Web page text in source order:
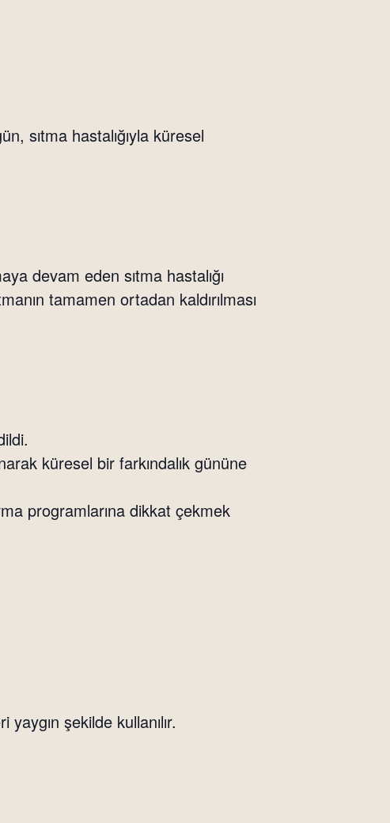
sıtma hastalığıyla küresel
devam eden sıtma hastalığı
tamamen ortadan kaldırılması
küresel bir farkındalık gününe
programlarına dikkat çekmek
yaygın şekilde kullanılır.